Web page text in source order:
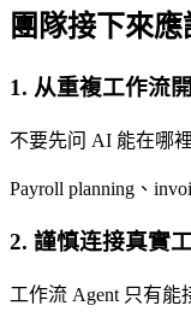
團隊接下來
1. 从重複工作流
不要先问 AI 能在哪
Payroll planning、
2. 謹慎连接真實
工作流 Agent 只有